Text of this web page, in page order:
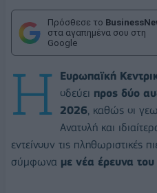
Πρόσθεσε το
στα αγαπημένα σου στη
Google
Η Ευρωπαϊκή
οδεύει προς δύο
2026, καθώς οι
Ανατολή και
εντείνουν τις πληθωριστικές
σύμφωνα με νέα έρευνα